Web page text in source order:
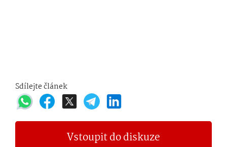
Sdílejte článek
Vstoupit do diskuze